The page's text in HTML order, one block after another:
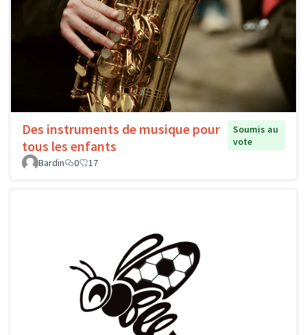
Des instruments de musique pour
tous les enfants
Soumis au
vote
Bardin
0 17